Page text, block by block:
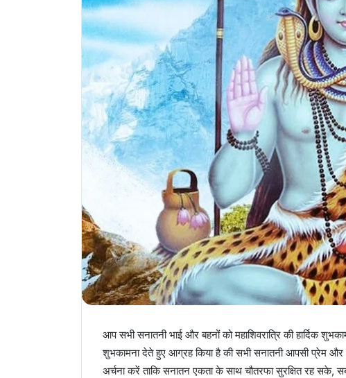
आप सभी सनातनी भाई और बहनों को महाशिवरात्रि की हार्दिक
शुभकामना देते हुए आग्रह किया है की सभी सनातनी आपसी प्रेम
अर्चना करें ताकि सनातन एकता के साथ चौतरफा सुरक्षित रह सके,